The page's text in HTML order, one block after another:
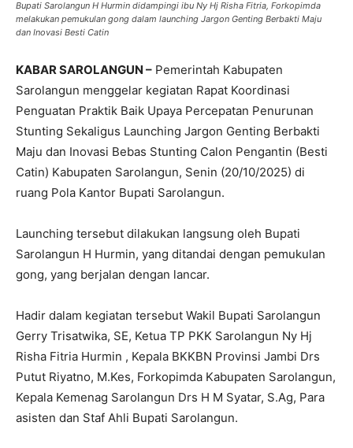
Bupati Sarolangun H Hurmin didampingi ibu Ny Hj Risha Fitria, Forkopimda
melakukan pemukulan gong dalam launching Jargon Genting Berbakti Maju
dan Inovasi Besti Catin
KABAR SAROLANGUN – Pemerintah Kabupaten
Sarolangun menggelar kegiatan Rapat Koordinasi
Penguatan Praktik Baik Upaya Percepatan Penurunan
Stunting Sekaligus Launching Jargon Genting Berbakti
Maju dan Inovasi Bebas Stunting Calon Pengantin (Besti
Catin) Kabupaten Sarolangun, Senin (20/10/2025) di
ruang Pola Kantor Bupati Sarolangun.
Launching tersebut dilakukan langsung oleh Bupati
Sarolangun H Hurmin, yang ditandai dengan pemukulan
gong, yang berjalan dengan lancar.
Hadir dalam kegiatan tersebut Wakil Bupati Sarolangun
Gerry Trisatwika, SE, Ketua TP PKK Sarolangun Ny Hj
Risha Fitria Hurmin , Kepala BKKBN Provinsi Jambi Drs
Putut Riyatno, M.Kes, Forkopimda Kabupaten Sarolangun,
Kepala Kemenag Sarolangun Drs H M Syatar, S.Ag, Para
asisten dan Staf Ahli Bupati Sarolangun.